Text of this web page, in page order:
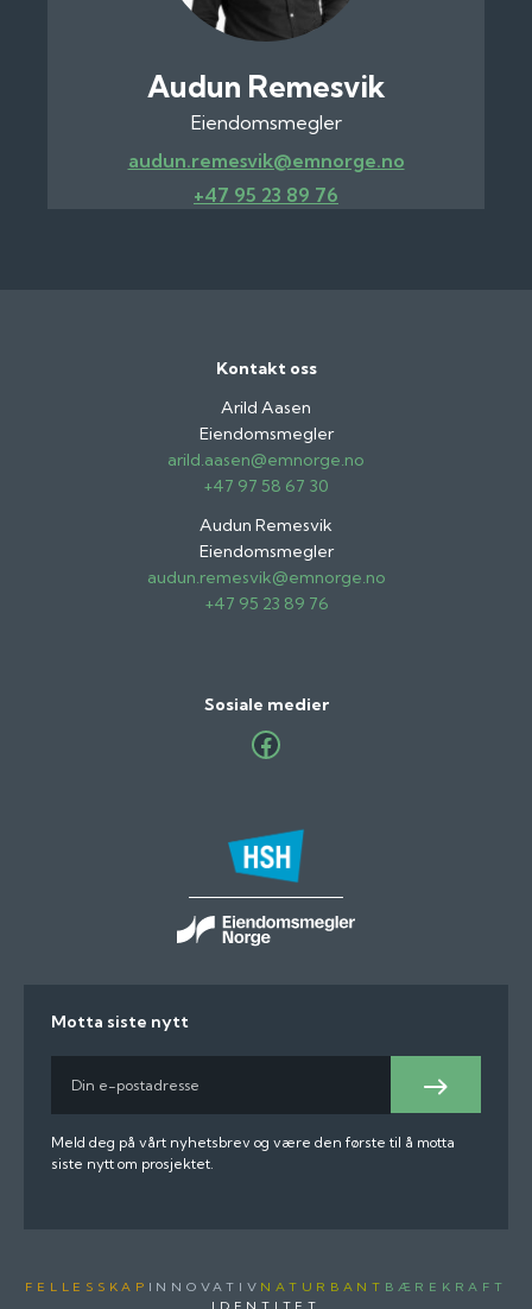
Audun Remesvik
Eiendomsmegler
audun.remesvik@emnorge.no
+47 95 23 89 76
Kontakt oss
Arild Aasen
Eiendomsmegler
arild.aasen@emnorge.no
+47 97 58 67 30
Audun Remesvik
Eiendomsmegler
audun.remesvik@emnorge.no
+47 95 23 89 76
Sosiale medier
Facebook
Motta siste nytt
post
Meld deg på vårt nyhetsbrev og være den første til å motta
siste nytt om prosjektet.
FELLESSKAP INNOVATIV NATURBANT BÆREKRAFT